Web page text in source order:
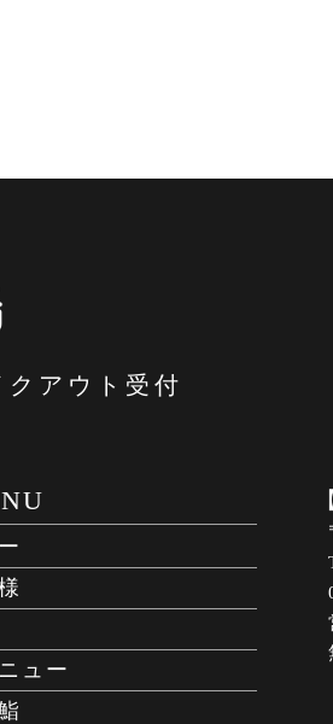
アウト受付
ュー